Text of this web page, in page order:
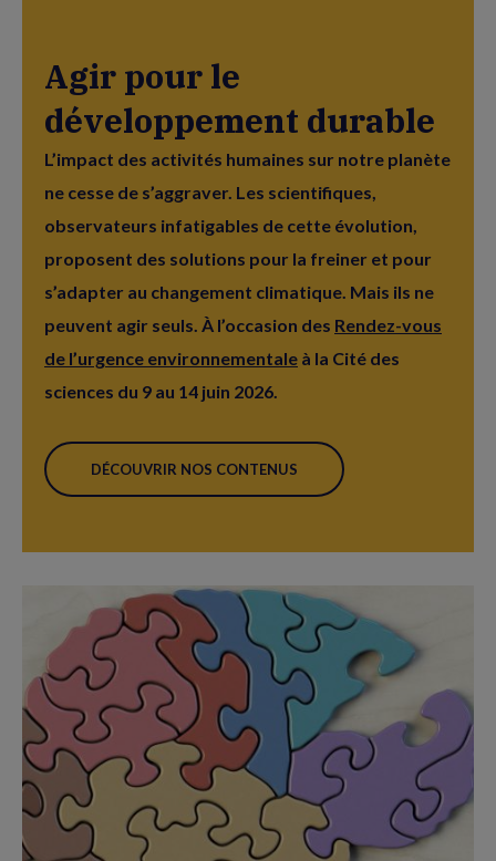
Agir pour le
développement durable
L’impact des activités humaines sur notre planète
ne cesse de s’aggraver. Les scientifiques,
observateurs infatigables de cette évolution,
proposent des solutions pour la freiner et pour
s’adapter au changement climatique. Mais ils ne
peuvent agir seuls. À l’occasion des Rendez-vous
de l’urgence environnementale à la Cité des
sciences du 9 au 14 juin 2026.
DÉCOUVRIR NOS CONTENUS